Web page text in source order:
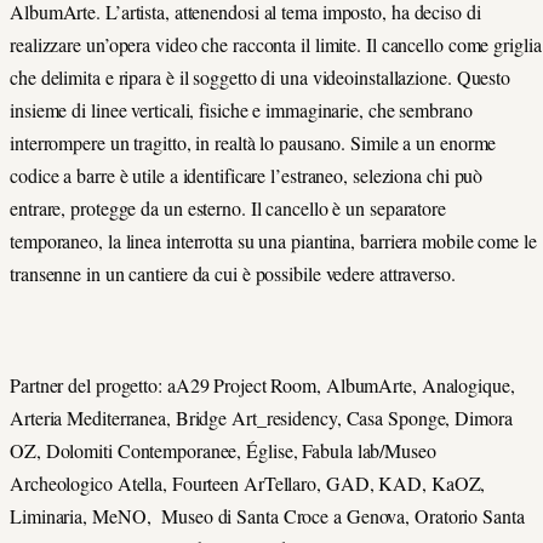
AlbumArte. L’artista, attenendosi al tema imposto, ha deciso di
realizzare un’opera video che racconta il limite. Il cancello come griglia
che delimita e ripara è il soggetto di una videoinstallazione. Questo
insieme di linee verticali, fisiche e immaginarie, che sembrano
interrompere un tragitto, in realtà lo pausano. Simile a un enorme
codice a barre è utile a identificare l’estraneo, seleziona chi può
entrare, protegge da un esterno. Il cancello è un separatore
temporaneo, la linea interrotta su una piantina, barriera mobile come le
transenne in un cantiere da cui è possibile vedere attraverso.
Partner del progetto: aA29 Project Room, AlbumArte, Analogique,
Arteria Mediterranea, Bridge Art_residency, Casa Sponge, Dimora
OZ, Dolomiti Contemporanee, Église, Fabula lab/Museo
Archeologico Atella, Fourteen ArTellaro, GAD, KAD, KaOZ,
Liminaria, MeNO, Museo di Santa Croce a Genova, Oratorio Santa